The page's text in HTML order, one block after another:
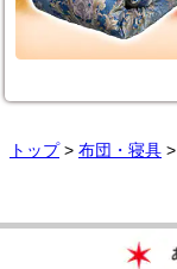
トップ> 布団・寝具 >